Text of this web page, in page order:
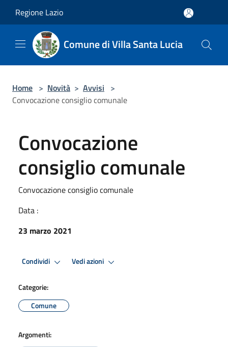
Regione Lazio
Comune di Villa Santa Lucia
Home > Novità > Avvisi >
Convocazione consiglio comunale
Convocazione
consiglio comunale
Convocazione consiglio comunale
Data :
23 marzo 2021
Condividi Vedi azioni
Categorie:
Comune
Argomenti: